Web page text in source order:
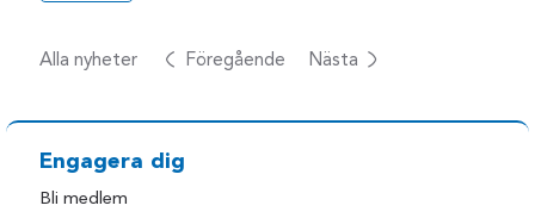
Alla nyheter Föregående Nästa
Engagera dig
Bli medlem